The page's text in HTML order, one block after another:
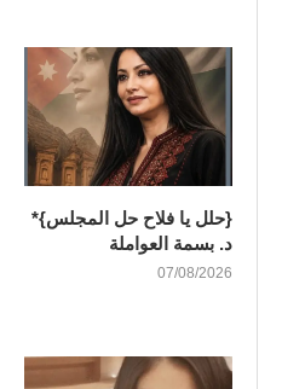
{حلل يا فلاح حل المجلس}*
د. بسمة العواملة
07/08/2026